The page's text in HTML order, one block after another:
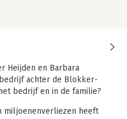
Heijden en Barbara
achter de Blokker-
bedrijf en in de familie?
miljoenenverliezen heeft